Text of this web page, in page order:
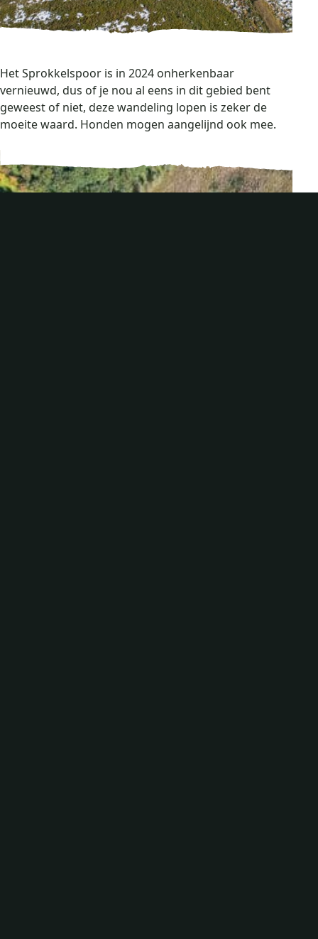
Het Sprokkelspoor is in 2024 onherkenbaar
vernieuwd, dus of je nou al eens in dit gebied bent
geweest of niet, deze wandeling lopen is zeker de
moeite waard. Honden mogen aangelijnd ook mee.